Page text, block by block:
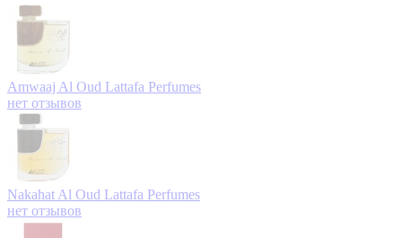
Amwaaj Al Oud Lattafa Perfumes
нет отзывов
Nakahat Al Oud Lattafa Perfumes
нет отзывов